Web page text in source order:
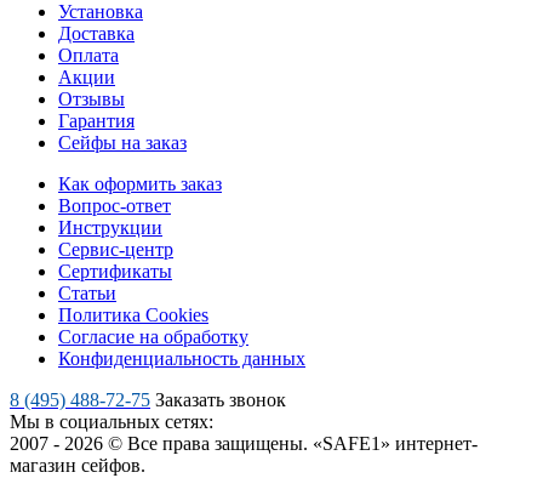
Установка
Доставка
Оплата
Акции
Отзывы
Гарантия
Сейфы на заказ
Как оформить заказ
Вопрос-ответ
Инструкции
Сервис-центр
Сертификаты
Статьи
Политика Cookies
Согласие на обработку
Конфиденциальность данных
8 (495) 488-72-75 Заказать звонок
Мы в социальных сетях:
2007 - 2026 © Все права защищены. «SAFE1» интернет-
магазин сейфов.